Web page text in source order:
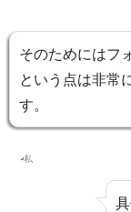
そのためにはフ
という点は非常
す。